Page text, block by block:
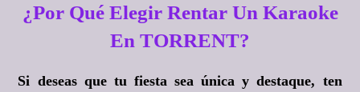
¿Por Qué Elegir Rentar Un Karaoke
En TORRENT?
Si deseas que tu fiesta sea única y destaque, ten